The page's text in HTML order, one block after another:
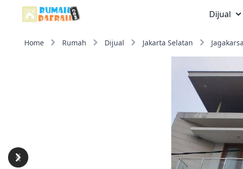
Dijual
Home Rumah Dijual Jakarta Selatan Jagakarsa
Previous
Next